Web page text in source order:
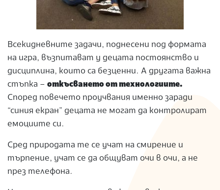
Всекидневните задачи, поднесени под формата
на игра, възпитават у децата постоянство и
дисциплина, които са безценни. А другата важна
стъпка – откъсването от технологиите.
Според повечето проучвания именно заради
“синия екран” децата не могат да контролират
емоциите си.
Сред природата те се учат на смирение и
търпение, учат се да общуват очи в очи, а не
през телефона.